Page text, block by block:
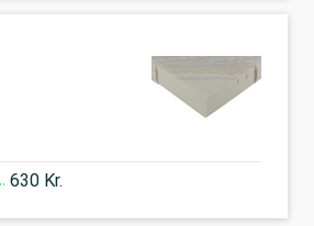
630 Kr.